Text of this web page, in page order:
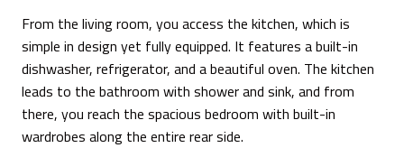
From the living room, you access the kitchen, which is
simple in design yet fully equipped. It features a built-in
dishwasher, refrigerator, and a beautiful oven. The kitchen
leads to the bathroom with shower and sink, and from
there, you reach the spacious bedroom with built-in
wardrobes along the entire rear side.